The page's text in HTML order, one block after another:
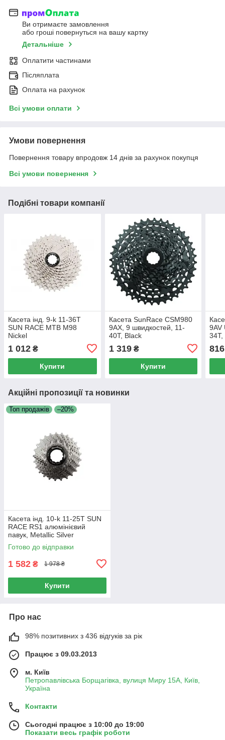
Ви отримаєте замовлення
або гроші повернуться на вашу картку
Детальніше
Оплатити частинами
Післяплата
Оплата на рахунок
Всі умови оплати
Умови повернення
Повернення товару впродовж 14 днів за рахунок покупця
Всі умови повернення
Подібні товари компанії
Касета інд. 9-k 11-36T
SUN RACE MTB M98
Nickel
1 012 ₴
Купити
Касета SunRace CSM980
9AX, 9 швидкостей, 11-
40T, Black
1 319₴
Купити
9AV
34T,
816
Акційні пропозиції та новинки
Топ продажів –20%
Касета інд. 10-k 11-25T SUN
RACE RS1 алюмінієвий
павук, Metallic Silver
Готово до відправки
1 582 ₴ 1 978 ₴
Купити
Про нас
98% позитивних з 436 відгуків за рік
Працює з 09.03.2013
м. Київ
Петропавлівська Борщагівка, вулиця Миру 15А, Київ,
Україна
Контакти
Сьогодні працює з 10:00 до 19:00
Показати весь графік роботи